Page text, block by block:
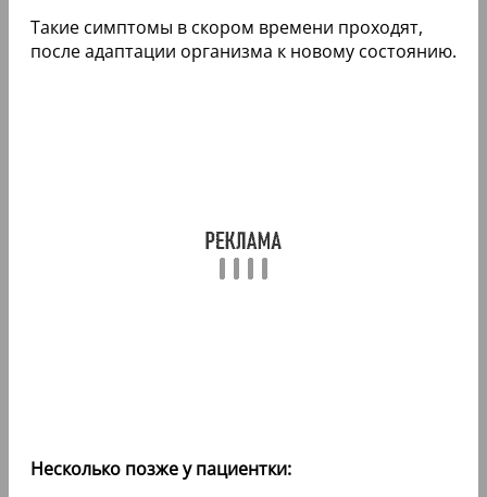
Такие симптомы в скором времени проходят,
после адаптации организма к новому состоянию.
Несколько позже у пациентки: